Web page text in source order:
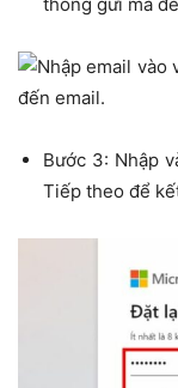
Bước 3: Nhập
Tiếp theo để